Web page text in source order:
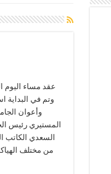
عقد مساء اليوم
وتم في البداية
وأعوان
المستيري رئيس
السعدي الكاتب
من مختلف